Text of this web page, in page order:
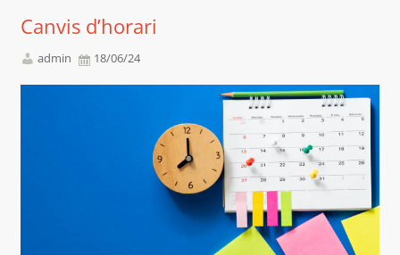
Canvis d’horari
admin 18/06/24